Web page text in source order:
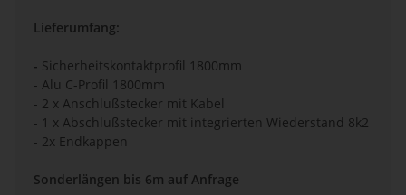
Lieferumfang:
- Sicherheitskontaktprofil 1800mm
- Alu C-Profil 1800mm
- 2 x Anschlußstecker mit Kabel
- 1 x Abschlußstecker mit integrierten Wiederstand 8k2
- 2x Endkappen
Sonderlängen bis 6m auf Anfrage